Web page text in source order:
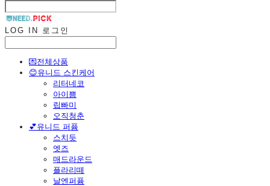
LOG IN 로그인
💌전체상품
😊유니드 스킨케어
리터네코
아이쁨
립빠미
오직청춘
💕유니드 퍼퓸
스치듯
엣즈
매드라운드
플라리떼
날엔퍼퓸